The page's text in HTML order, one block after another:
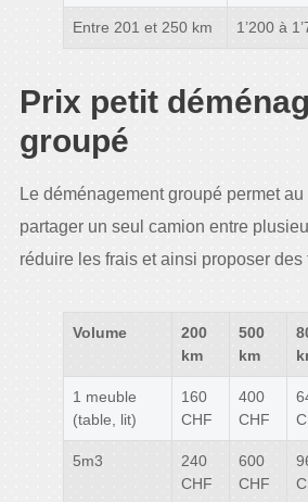
Entre 201 et 250 km 1’200 à
Prix petit
groupé
Le déménagement groupé permet
partager un seul camion entre
réduire les frais et ainsi proposer des
Volume
200
km
500
km
1 meuble
(table, lit)
160
CHF
400
CHF
5m3
240
CHF
600
CHF